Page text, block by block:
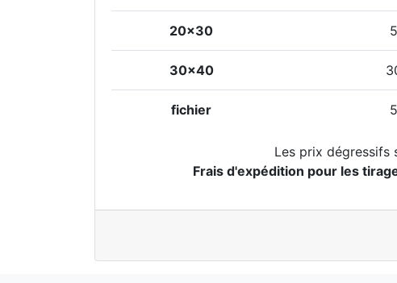
20x30
30x40
fichier
Les prix dégressifs
Frais d'expédition pour les